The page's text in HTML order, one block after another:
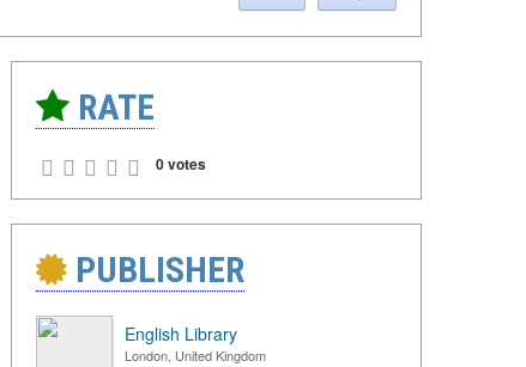
RATE
0 votes
PUBLISHER
English Library
London, United Kingdom